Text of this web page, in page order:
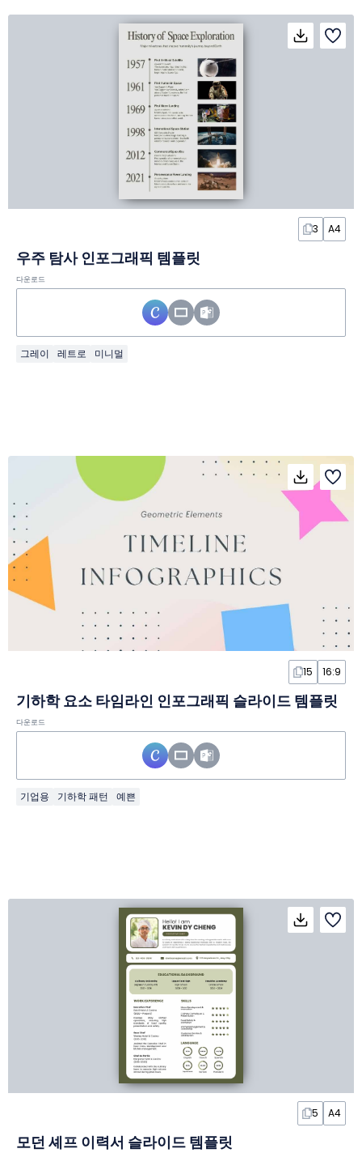
3 A4
우주 탐사 인포그래픽 템플릿
다운로드
그레이 레트로 미니멀
15 16:9
기하학 요소 타임라인 인포그래픽 슬라이드 템플릿
다운로드
기업용 기하학 패턴 예쁜
5 A4
모던 셰프 이력서 슬라이드 템플릿